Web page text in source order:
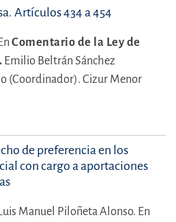
Artículos 434 a 454
Comentario de la Ley de
Emilio Beltrán Sánchez
(Coordinador). Cizur Menor
de preferencia en los
con cargo a aportaciones
Manuel Piloñeta Alonso. En